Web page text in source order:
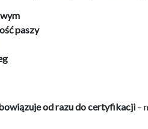
paszy
od razu do certyfikacji –